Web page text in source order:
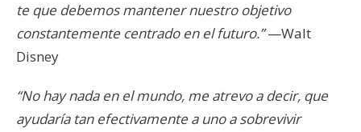
te que debemos mantener nuestro objetivo
constantemente centrado en el futuro.”—Walt
Disney
“No hay nada en el mundo, me atrevo a decir, que
ayudaría tan efectivamente a uno a sobrevivir